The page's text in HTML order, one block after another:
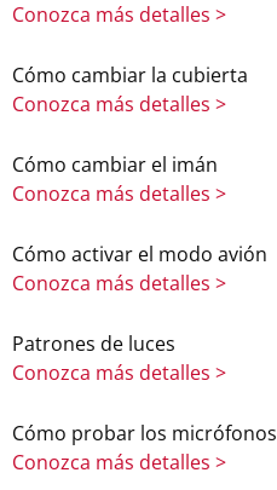
Conozca más detalles >
Cómo cambiar la cubierta
Conozca más detalles >
Cómo cambiar el imán
Conozca más detalles >
Cómo activar el modo avión
Conozca más detalles >
Patrones de luces
Conozca más detalles >
Cómo probar los micrófonos
Conozca más detalles >